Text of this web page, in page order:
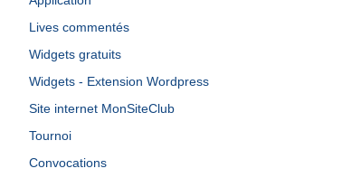
Lives commentés
Widgets gratuits
Widgets - Extension Wordpress
Site internet MonSiteClub
Tournoi
Convocations